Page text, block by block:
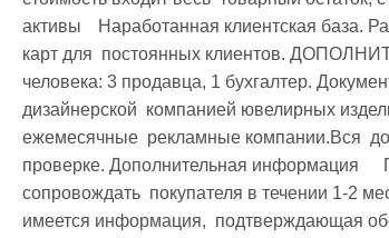
активы	 Наработанная клиентская база. Работающий сайт и активная реклама. Дисконтная система
карт для  постоянных клиентов.
человека: 3 продавца, 1 бухгалтер. Документы, лицензии	Имеется
дизайнерской  компанией ювелирных
ежемесячные  рекламные компании.Вся
проверке. Дополнительная информация	 Причина продажи: нехватка времени. Продавец готов,
сопровождать  покупателя в течении 1-2
имеется информация,  подтверждающая